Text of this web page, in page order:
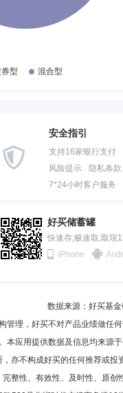
事，上海师范大学思想政治
公司人力资源总监，泰信基
理(上海)有限公司基金公司筹
理部总监。
任职日期：2026-02-26
华大学工商管理专业硕士学
，中欧基金管理有限公司零售
任职日期：2024-12-12
安全指引
支持16家银行支付
风险提示
隐私条款
7*24小时客户服务
好买储蓄罐
快速存;极速取;取现
iPhone
数据来源：好买基
管理，好买不对产品业绩做
本应用提供数据及信息均来
亦不构成好买的任何推荐或
完整性、有效性、及时性、原